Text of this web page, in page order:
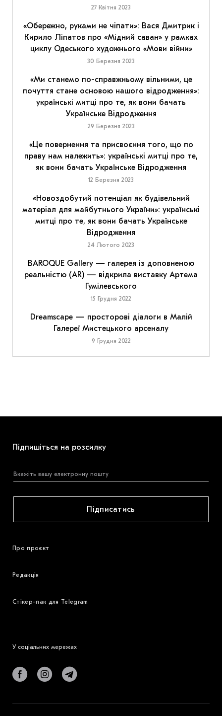
27 Квітня 2023
«Обережно, руками не чіпати»: Вася Дмитрик і
Кирило Ліпатов про «Мідний саван» у рамках
циклу Одеського художнього «Мови війни»
30 Березня 2023
«Ми станемо по-справжньому вільними, це
почуття стане основою нашого відродження»:
українські митці про те, як вони бачать
Українське Відродження
29 Березня 2023
«Це повернення та присвоєння того, що по
праву нам належить»: українські митці про те,
як вони бачать Українське Відродження
12 Березня 2023
«Новоздобутий потенціал як будівельний
матеріал для майбутнього України»: українські
митці про те, як вони бачать Українське
Відродження
24 Лютого 2023
BAROQUE Gallery — галерея із доповненою
реальністю (AR) — відкрила виставку Артема
Гумілевського
15 Грудня 2022
Dreamscape — просторові діалоги в Малій
Галереї Мистецького арсеналу
9 Грудня 2022
Підпишіться на розсилку
Підписатись
Про проєкт
Редакція
Стікер-пак для Telegram
У соціальних мережах